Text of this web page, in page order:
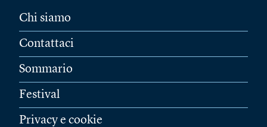
Chi siamo
Contattaci
Sommario
Festival
Privacy e cookie